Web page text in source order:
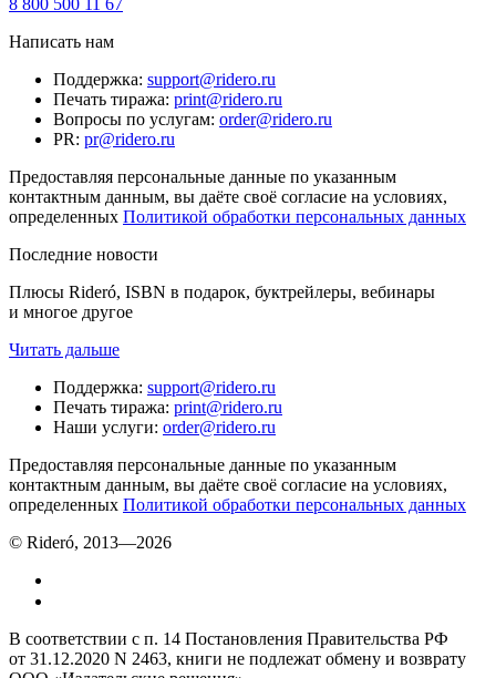
8 800 500 11 67
Написать нам
Поддержка: support@ridero.ru
Печать тиража: print@ridero.ru
Вопросы по услугам: order@ridero.ru
PR: pr@ridero.ru
Предоставляя персональные данные по указанным
контактным данным, вы даёте своё согласие на условиях,
определенных Политикой обработки персональных данных
Последние новости
Плюсы Rideró, ISBN в подарок, буктрейлеры, вебинары
и многое другое
Читать дальше
Поддержка: support@ridero.ru
Печать тиража: print@ridero.ru
Наши услуги: order@ridero.ru
Предоставляя персональные данные по указанным
контактным данным, вы даёте своё согласие на условиях,
определенных Политикой обработки персональных данных
© Rideró, 2013—2026
В соответствии с п. 14 Постановления Правительства РФ
от 31.12.2020 N 2463, книги не подлежат обмену и возврату